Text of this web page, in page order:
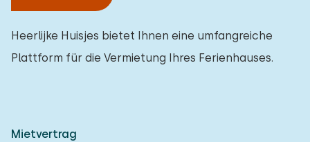
Heerlijke Huisjes bietet Ihnen eine umfangreiche
Plattform für die Vermietung Ihres Ferienhauses.
Mietvertrag